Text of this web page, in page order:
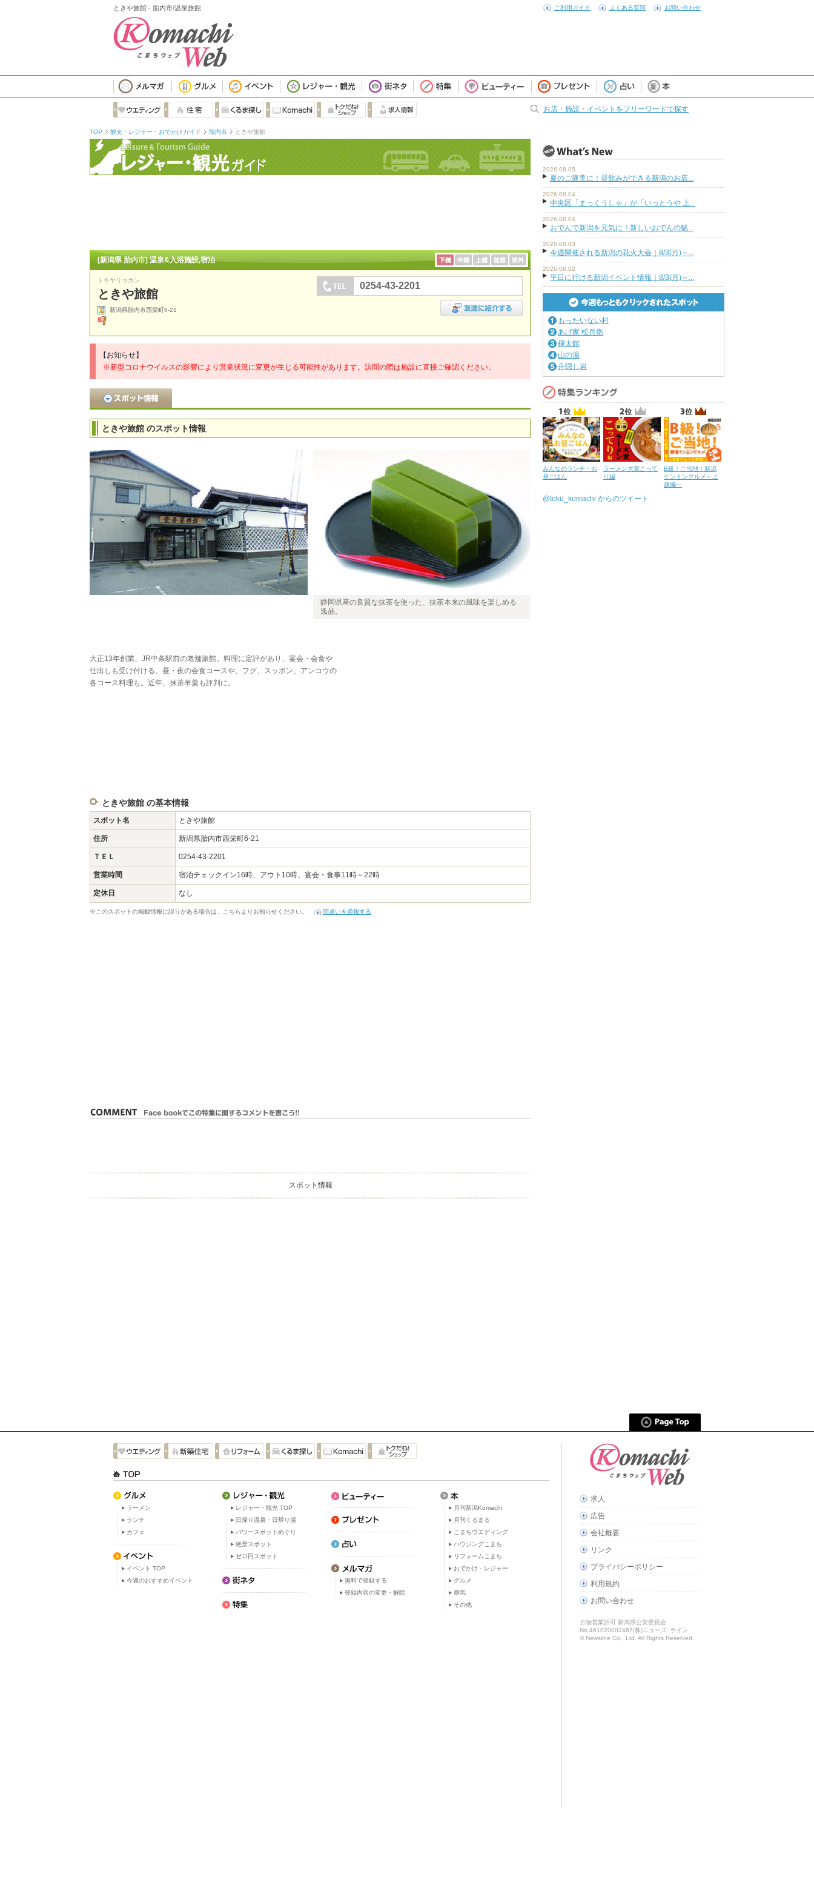
ときや旅館 - 胎内市/温泉旅館 ご利用ガイド よくある質問 お問い合わせ
お店・施設・イベントをフリーワードで探す
TOP 観光・レジャー・おでかけガイド 胎内市 ときや旅館
[新潟県 胎内市] 温泉&入浴施設,宿泊
トキヤリョカン
ときや旅館
新潟県胎内市西栄町6-21
0254-43-2201
【お知らせ】
※新型コロナウイルスの影響により営業状況に変更が生じる可能性があります。訪問の際は施設に直接ご確認ください。
ときや旅館 のスポット情報
静岡県産の良質な抹茶を使った、抹茶本来の風味を楽しめる
逸品。
大正13年創業、JR中条駅前の老舗旅館。料理に定評があり、宴会・会食や
仕出しも受け付ける。昼・夜の会食コースや、フグ、スッポン、アンコウの
各コース料理も。近年、抹茶羊羹も評判に。
ときや旅館 の基本情報
スポット名 ときや旅館
住所 新潟県胎内市西栄町6-21
ＴＥＬ 0254-43-2201
営業時間 宿泊チェックイン16時、アウト10時、宴会・食事11時～22時
定休日 なし
※このスポットの掲載情報に誤りがある場合は、こちらよりお知らせください。 間違いを通報する
スポット情報
2026.08.05
夏のご褒美に！昼飲みができる新潟のお店...
2026.08.04
中央区「まっくうしゃ」が「いっとうや 上...
2026.08.04
おでんで新潟を元気に！新しいおでんの魅...
2026.08.03
今週開催される新潟の花火大会｜8/3(月)～...
2026.08.02
平日に行ける新潟イベント情報｜8/3(月)～...
もったいない村
あげ家 松兵衛
樺太館
山の湯
舟隠し岩
みんなのランチ・お
昼ごはん
ラーメン大賞こって
り編
B級！ご当地！新潟
ケンミングルメ～上
越編～
@toku_komachi からのツイート
ラーメン
ランチ
カフェ
イベント TOP
今週のおすすめイベント
レジャー・観光 TOP
日帰り温泉・日帰り湯
パワースポットめぐり
絶景スポット
ゼロ円スポット
無料で登録する
登録内容の変更・解除
月刊新潟Komachi
月刊くるまる
こまちウエディング
ハウジングこまち
リフォームこまち
おでかけ・レジャー
グルメ
群馬
その他
求人
広告
会社概要
リンク
プライバシーポリシー
利用規約
お問い合わせ
古物営業許可 新潟県公安委員会
No.461020002467(株)ニューズ･ライン
© Newsline Co., Ltd. All Rights Reserved.